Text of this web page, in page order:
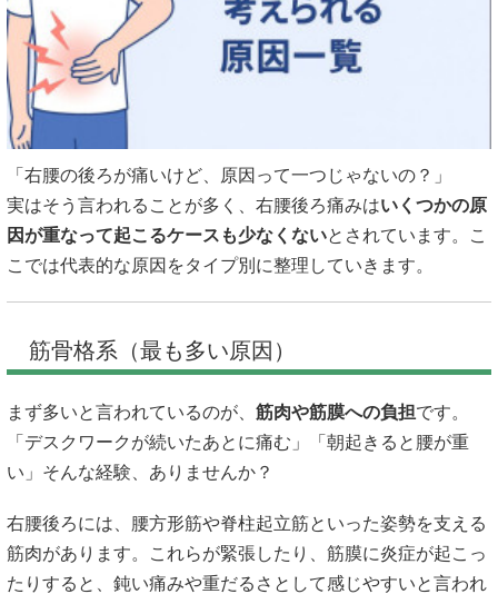
「右腰の後ろが痛いけど、原因って一つじゃないの？」
実はそう言われることが多く、右腰後ろ痛みはいくつかの原
因が重なって起こるケースも少なくないとされています。こ
こでは代表的な原因をタイプ別に整理していきます。
筋骨格系（最も多い原因）
まず多いと言われているのが、 筋肉や筋膜への負担です。
「デスクワークが続いたあとに痛む」「朝起きると腰が重
い」そんな経験、ありませんか？
右腰後ろには、腰方形筋や脊柱起立筋といった姿勢を支える
筋肉があります。これらが緊張したり、筋膜に炎症が起こっ
たりすると、鈍い痛みや重だるさとして感じやすいと言われ